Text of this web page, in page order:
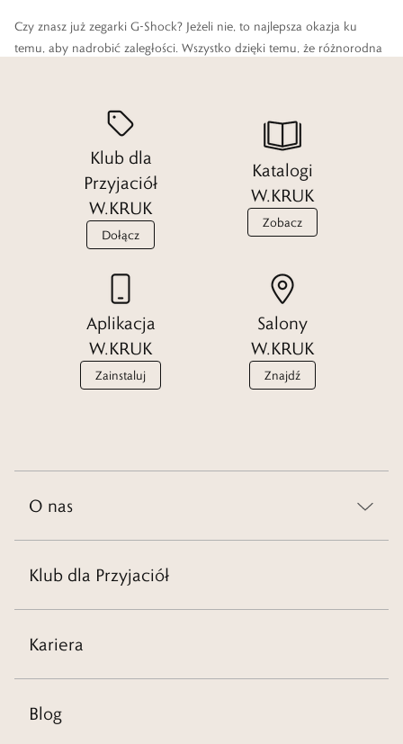
Czy znasz już zegarki G-Shock? Jeżeli nie, to najlepsza okazja ku
temu, aby nadrobić zaległości. Wszystko dzięki temu, że różnorodna
Klub dla
Przyjaciół
W.KRUK
Dołącz
Katalogi
W.KRUK
Zobacz
Aplikacja
W.KRUK
Zainstaluj
Salony
W.KRUK
Znajdź
O nas
Klub dla Przyjaciół
Kariera
Blog